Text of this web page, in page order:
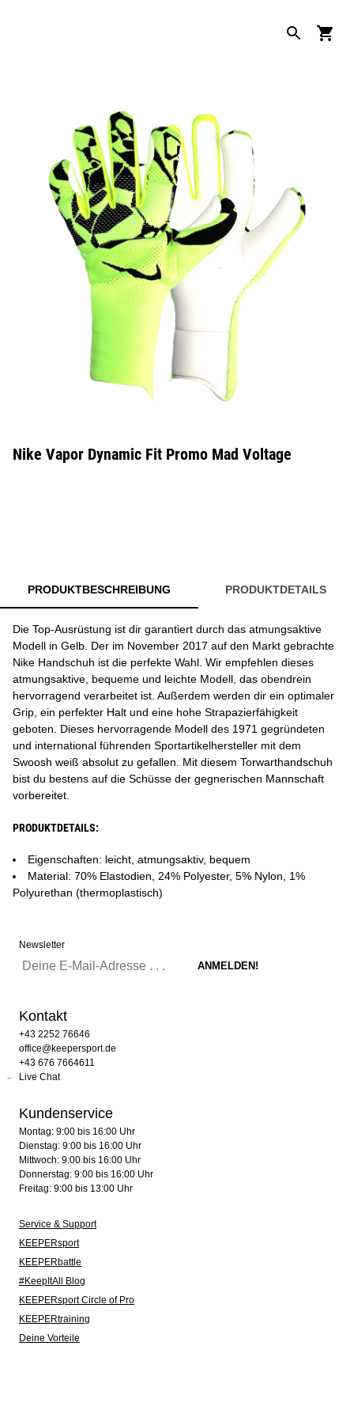
Nike Vapor Dynamic Fit Promo Mad Voltage
PRODUKTBESCHREIBUNG PRODUKTDETAILS
Die Top-Ausrüstung ist dir garantiert durch das atmungsaktive
Modell in Gelb. Der im November 2017 auf den Markt gebrachte
Nike Handschuh ist die perfekte Wahl. Wir empfehlen dieses
atmungsaktive, bequeme und leichte Modell, das obendrein
hervorragend verarbeitet ist. Außerdem werden dir ein optimaler
Grip, ein perfekter Halt und eine hohe Strapazierfähigkeit
geboten. Dieses hervorragende Modell des 1971 gegründeten
und international führenden Sportartikelhersteller mit dem
Swoosh weiß absolut zu gefallen. Mit diesem Torwarthandschuh
bist du bestens auf die Schüsse der gegnerischen Mannschaft
vorbereitet.
PRODUKTDETAILS:
Eigenschaften: leicht, atmungsaktiv, bequem
Material: 70% Elastodien, 24% Polyester, 5% Nylon, 1%
Polyurethan (thermoplastisch)
Newsletter
Kontakt
+43 2252 76646
office@keepersport.de
+43 676 7664611
Live Chat
Kundenservice
Montag: 9:00 bis 16:00 Uhr
Dienstag: 9:00 bis 16:00 Uhr
Mittwoch: 9:00 bis 16:00 Uhr
Donnerstag: 9:00 bis 16:00 Uhr
Freitag: 9:00 bis 13:00 Uhr
Service & Support
KEEPERsport
KEEPERbattle
#KeepItAll Blog
KEEPERsport Circle of Pro
KEEPERtraining
Deine Vorteile